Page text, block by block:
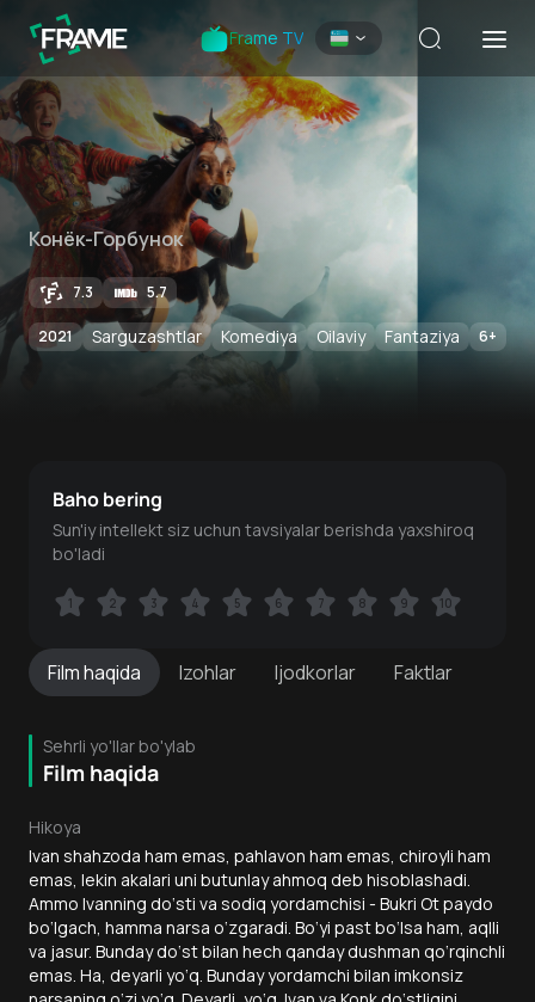
Frame TV
Конёк-Горбунок
7.3 5.7
2021 Sarguzashtlar Komediya Oilaviy Fantaziya 6+
Filmhaqida Izohlar Ijodkorlar Faktlar
Sehrli yo'llar bo'ylab
Film haqida
Hikoya
Ivan shahzoda ham emas, pahlavon ham emas, chiroyli ham
emas, lekin akalari uni butunlay ahmoq deb hisoblashadi.
Ammo Ivanning do‘sti va sodiq yordamchisi - Bukri Ot paydo
bo‘lgach, hamma narsa o‘zgaradi. Bo‘yi past bo‘lsa ham, aqlli
va jasur. Bunday do‘st bilan hech qanday dushman qo‘rqinchli
emas. Ha, deyarli yo‘q. Bunday yordamchi bilan imkonsiz
Baho bering
Sun'iy intellekt siz uchun tavsiyalar berishda yaxshiroq
bo'ladi
1 2 3 4 5 6 7 8 9 10
1 2 3 4 5 6 7 8 9 10